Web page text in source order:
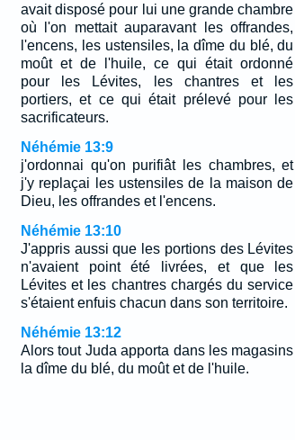
avait disposé pour lui une grande chambre
où l'on mettait auparavant les offrandes,
l'encens, les ustensiles, la dîme du blé, du
moût et de l'huile, ce qui était ordonné
pour les Lévites, les chantres et les
portiers, et ce qui était prélevé pour les
sacrificateurs.
Néhémie 13:9
j'ordonnai qu'on purifiât les chambres, et
j'y replaçai les ustensiles de la maison de
Dieu, les offrandes et l'encens.
Néhémie 13:10
J'appris aussi que les portions des Lévites
n'avaient point été livrées, et que les
Lévites et les chantres chargés du service
s'étaient enfuis chacun dans son territoire.
Néhémie 13:12
Alors tout Juda apporta dans les magasins
la dîme du blé, du moût et de l'huile.